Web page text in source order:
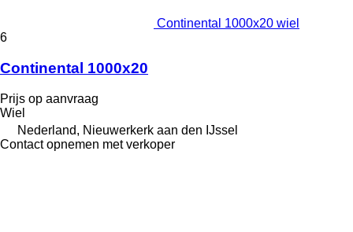
Continental 1000x20 wiel
6
Continental 1000x20
Prijs op aanvraag
Wiel
Nederland, Nieuwerkerk aan den IJssel
Contact opnemen met verkoper